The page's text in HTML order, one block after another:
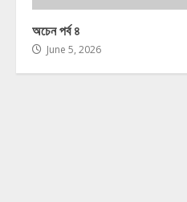
অচেন পর্ব ৪
June 5, 2026